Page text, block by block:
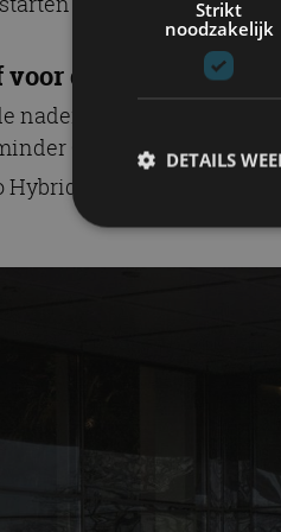
diesel
nadere specificaties en
CO
-emissie. De
Hybrid er alleen als
Strikt
noodzakelijk
DETAILS
Strikt